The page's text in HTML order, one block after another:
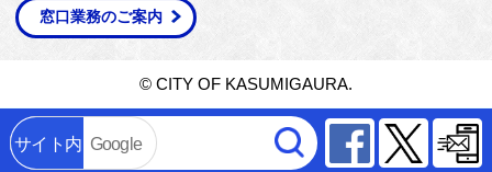
サイト内 Google Facebook
窓口業務のご案内
© CITY OF KASUMIGAURA.